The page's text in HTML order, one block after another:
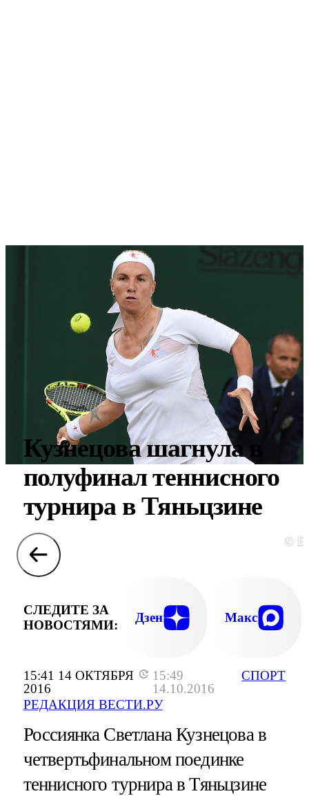
15:41 14 ОКТЯБРЯ
2016
15:49
14.10.2016
РЕДАКЦИЯ ВЕСТИ.РУ
СПОРТ
Кузнецова шагнула в
полуфинал теннисного
турнира в Тяньцзине
©
СЛЕДИТЕ ЗА
НОВОСТЯМИ:
Дзен Макс
Россиянка Светлана Кузнецова в
четвертьфинальном поединке
теннисного турнира в Тяньцзине